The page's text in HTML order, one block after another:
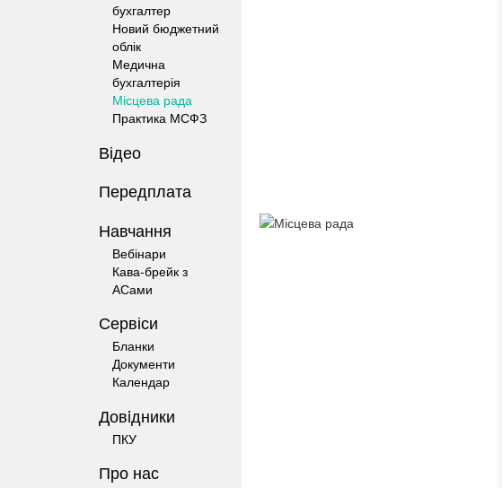
бухгалтер
Новий бюджетний
облік
Медична
бухгалтерія
Місцева рада
Практика МСФЗ
Відео
Передплата
Навчання
Вебінари
Кава-брейк з
АСами
Сервіси
Бланки
Документи
Календар
Довiдники
ПКУ
Про нас